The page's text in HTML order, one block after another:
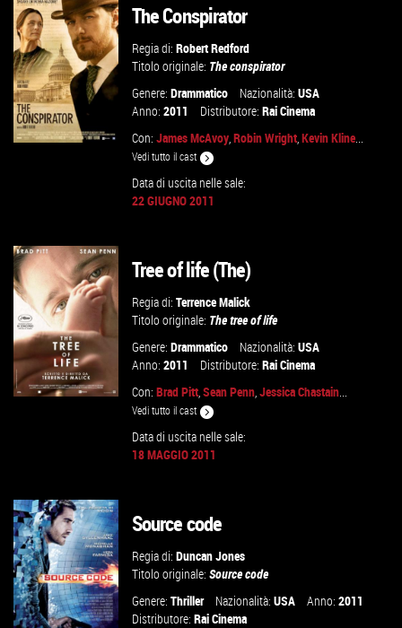
The Conspirator
Regia di:Robert Redford
Titolo originale: The conspirator
Genere:Drammatico Nazionalità:USA
Anno:2011 Distributore:Rai Cinema
Con:James McAvoy,Robin Wright,Kevin Kline...
Vedi tutto il cast
Data di uscita nelle sale:
22 GIUGNO 2011
Tree of life (The)
Regia di:Terrence Malick
Titolo originale: The tree of life
Genere:Drammatico Nazionalità:USA
Anno:2011 Distributore:Rai Cinema
Con:Brad Pitt,Sean Penn,Jessica Chastain...
Vedi tutto il cast
Data di uscita nelle sale:
18 MAGGIO 2011
Source code
Regia di:Duncan Jones
Titolo originale:Source code
Genere:Thriller Nazionalità:USA Anno:2011
Distributore:Rai Cinema